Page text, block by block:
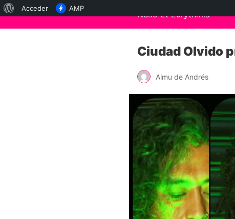
Neko Et Eurythmia
Ciudad Olvido
Almu de Andrés
Acerca
Acceder AMP